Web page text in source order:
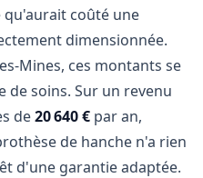
coûté une
dimensionnée.
Mines, ces montants se
de soins. Sur un revenu
de20 640 € par an,
de hanche n'a rien
d'une garantie adaptée.